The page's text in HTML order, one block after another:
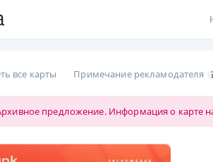
все карты Примечание рекламодателя
предложение. Информация о карте